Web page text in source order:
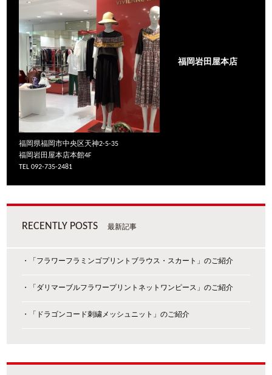
福岡岩田屋本店
福岡県福岡市中央区天神2-5-35
福岡岩田屋本店本館4F
TEL 092-735-2481
RECENTLY POSTS 最新記事
・「フラワーフラミンゴプリントブラウス・スカート」のご紹介
・「ダリマーブルフラワープリントネットワンピース」のご紹介
・「ドラゴンコード刺繍メッシュニット」のご紹介